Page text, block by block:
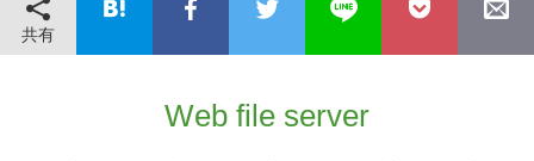
共有
Web file server